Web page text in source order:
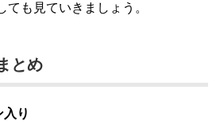
も見ていきましょう。
とめ
り